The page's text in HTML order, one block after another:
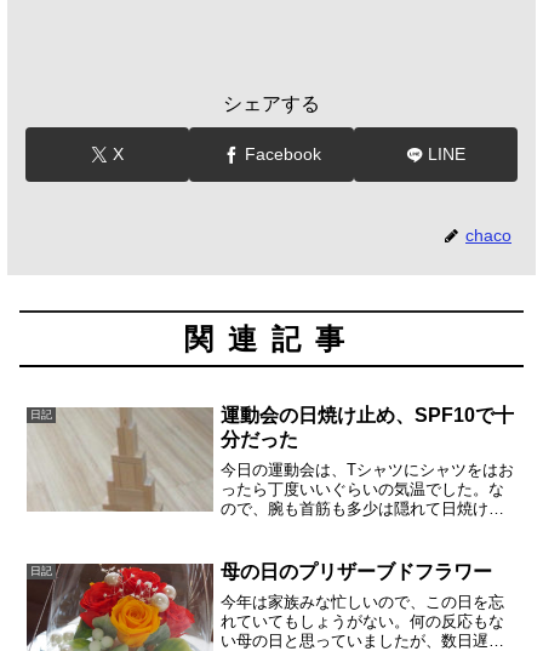
シェアする
X Facebook LINE
chaco
関連記事
日記
運動会の日焼け止め、SPF10で十
分だった
今日の運動会は、Tシャツにシャツをはお
ったら丁度いいぐらいの気温でした。な
ので、腕も首筋も多少は隠れて日焼けせ
線吸収剤不使用のSPF10と、マイルドな
ものです。今日は曇...
日記 母の日のプリザーブドフラワー
今年は家族みな忙しいので、この日を忘
れていてもしょうがない。何の反応もな
い母の日と思っていましたが、数日遅れ